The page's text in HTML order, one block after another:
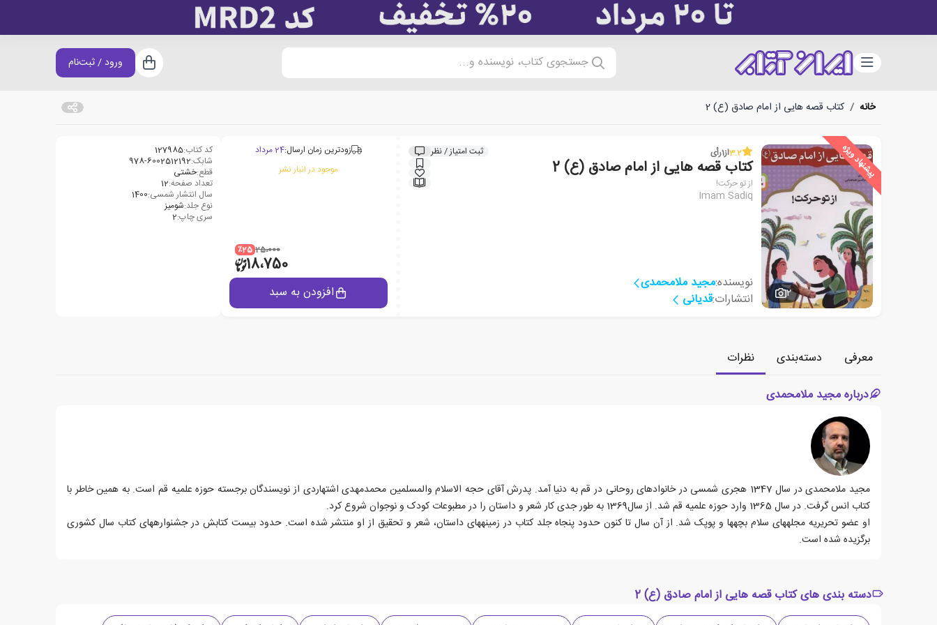
دسته‌بندی جستجوی کتاب، نویسنده و... سبد خرید
ورود / ثبت‌نام
خانه / کتاب قصه هایی از امام صادق (ع) 2
پیشنهاد ویژه
2
3.2از1رأی ثبت امتیاز / نظر
کتاب قصه هایی از امام صادق (ع) 2
از تو حرکت!
Imam Sadiq
نویسنده:مجید ملامحمدی
انتشارات:قدیانی
زودترین زمان ارسال:24 مرداد
موجود در انبار نشر
25،000 ٪25
18،750
افزودن به سبد
کد کتاب:127985
شابک:978-6002512192
قطع:خشتی
تعداد صفحه:12
سال انتشار شمسی:1400
نوع جلد:شومیز
سری چاپ:2
معرفی دسته‌بندی
نظرات
درباره مجید ملامحمدی
مجید ملامحمدی در سال 1347 هجری شمسی در خانواده‎ای روحانی در قم به دنیا آمد. پدرش آقای حجه الاسلام والمسلمین محمدمهدی اشتهاردی از نویسندگان برجسته حوزه علمیه قم است. به همین خاطر با
کتاب انس گرفت. در سال 1365 وارد حوزه علمیه قم شد. از سال1369 به طور جدی کار شعر و داستان را در مطبوعات کودک و نوجوان شروع کرد.
او عضو تحریریه مجله‎های سلام بچه‎ها و پوپک شد. از آن سال تا کنون حدود پنجاه جلد کتاب در زمینه‎های داستان، شعر و تحقیق از او منتشر شده است. حدود بیست کتابش در جشنواره‎های کتاب سال کشوری
برگزیده شده است.
دسته بندی های کتاب قصه هایی از امام صادق (ع) 2